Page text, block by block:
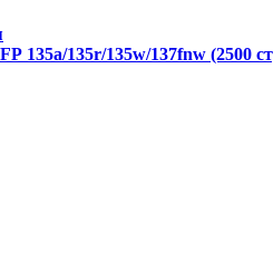
135a/135r/135w/137fnw (2500